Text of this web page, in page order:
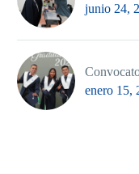
junio 24,
enero 15,